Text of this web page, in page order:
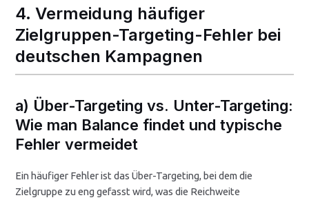
4. Vermeidung häufiger
Zielgruppen-Targeting-Fehler bei
deutschen Kampagnen
a) Über-Targeting vs. Unter-Targeting:
Wie man Balance findet und typische
Fehler vermeidet
Ein häufiger Fehler ist das Über-Targeting, bei dem die
Zielgruppe zu eng gefasst wird, was die Reichweite